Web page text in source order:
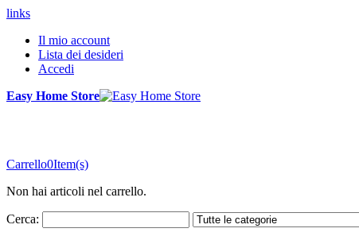
links
Il mio account
Lista dei desideri
Accedi
Easy Home Store
Carrello0Item(s)
Non hai articoli nel carrello.
Cerca: